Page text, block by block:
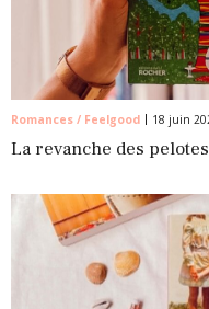
Romances / Feelgood 18 juin
La revanche des